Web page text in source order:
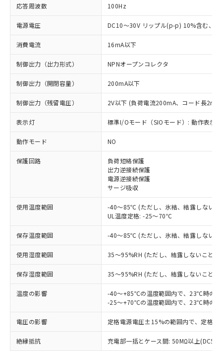
応答周波数 100Hz
電源電圧 DC10～30V リップル(p-p) 10%含む、
消費電流 16mA以下
制御出力（出力形式） NPNオープンコレクタ
制御出力（開閉容量） 200mA以下
制御出力（残留電圧） 2V以下 (負荷電流200mA、コード長2m
表示灯 標準I/Oモード（SIOモード）: 動作表示
動作モード NO
保護回路
負荷短絡保護
出力逆接続保護
電源逆接続保護
サージ吸収
使用温度範囲
-40～85℃ (ただし、氷結、結露しないこ
UL温度定格: -25～70℃
保存温度範囲 -40～85℃ (ただし、氷結、結露しないこ
使用湿度範囲 35～95%RH (ただし、結露しないこと)
保存湿度範囲 35～95%RH (ただし、結露しないこと)
温度の影響
-40～+85℃の温度範囲内で、23℃時の
-25～+70℃の温度範囲内で、23℃時の
電圧の影響 定格電源電圧±15%の範囲内で、定格
絶縁抵抗 充電部一括とケース間: 50MΩ以上
以下の条件をお読みいただき、同意のうえ
ご利用ください。
本サービスは、当社制御機器事業取扱
(税抜)を提供させていただくもので
当社制御機器事業取扱商品の中には、
本サービスの対象外となる商品もある
ことをご了承ください。
※1 対応状況
対応済み：EU RoHS指令（10物質）の
非含有に対応した製品が提供可能な商品で
対応予定：EU RoHS指令（10物質）の非含
有に対応した製品に切り替える予定のある
商品です。
対応予定なし：EU RoHS指令（10物質）の
非含有に非対応の商品で、対応品を出す予
調査・確認中：EU RoHS指令（10物質）の
非含有の対応状況を調査中または確認中の
商品です。
非該当品：ライセンス料など無形物で、有
害物質有無と関係のない商品です。
仕入先様の事情により、非含有部品として
いたものが、含有品と判明した場合などや
むを得ず変更することがあります。
※1 中国RoHS○×表
「○」：最大均質材料含有率が中国RoHSの
基準値以下であることを示します。
「×」：最大均質材料含有率が中国RoHSの
基準値を超えていることを示します。
「－」：未確認です。当社販売部門へお問
当社は、これら貴社製品のうち、外国
為替および外国貿易法に定める商品